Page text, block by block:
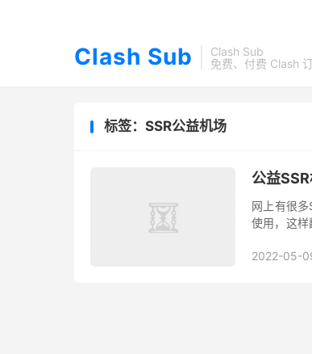
Clash Sub
Clash Sub
免费、付费 Clash
标签：SSR公益机场
公益
网上有很
使用，这样
SS...
2022-05-